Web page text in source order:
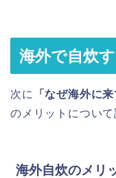
海外で自炊
次に 「なぜ海外に
のメリットについて
海外自炊のメリ